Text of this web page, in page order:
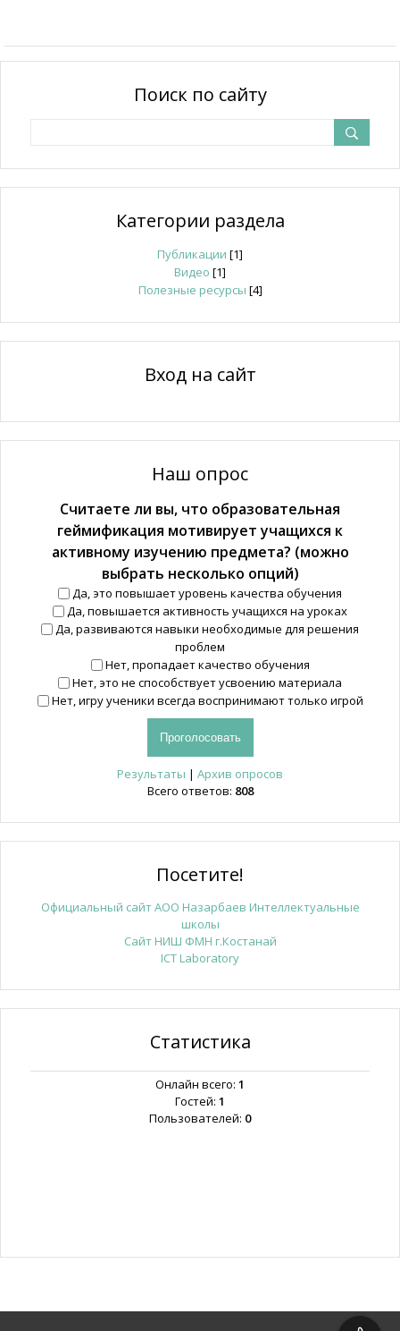
Поиск по сайту
Категории раздела
Публикации [1]
Видео [1]
Полезные ресурсы [4]
Вход на сайт
Наш опрос
Считаете ли вы, что образовательная
геймификация мотивирует учащихся к
активному изучению предмета? (можно
выбрать несколько опций)
Да, это повышает уровень качества обучения
Да, повышается активность учащихся на уроках
Да, развиваются навыки необходимые для решения
проблем
Нет, пропадает качество обучения
Нет, это не способствует усвоению материала
Нет, игру ученики всегда воспринимают только игрой
Результаты | Архив опросов
Всего ответов: 808
Посетите!
Официальный сайт АОО Назарбаев Интеллектуальные
школы
Сайт НИШ ФМН г.Костанай
ICT Laboratory
Статистика
Онлайн всего: 1
Гостей: 1
Пользователей: 0